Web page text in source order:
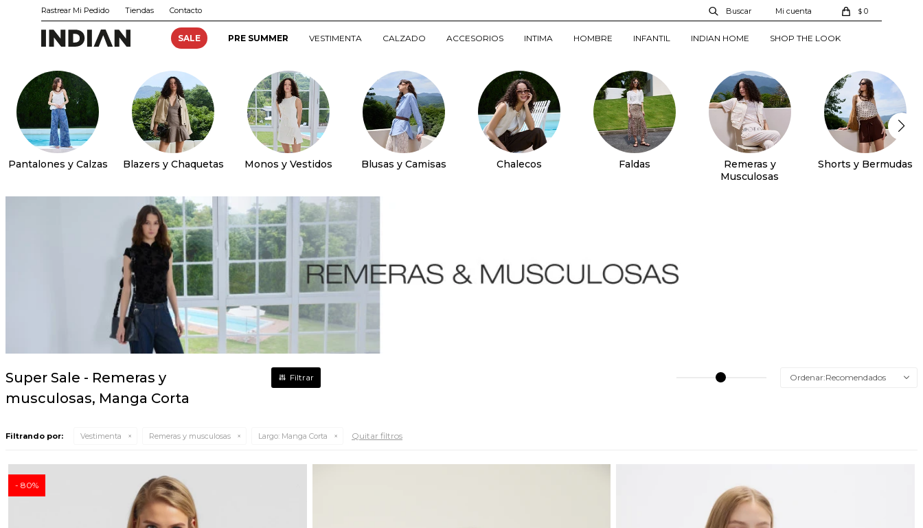
SALE PRE SUMMER VESTIMENTA CALZADO ACCESORIOS INTIMA HOMBRE INFANTIL INDIAN HOME SHOP THE LOOK
$ 0
Rastrear Mi Pedido Tiendas Contacto
Pantalones y Calzas Blazers y Chaquetas Monos y Vestidos Blusas y Camisas Chalecos Faldas
Remeras y
Musculosas
Shorts y Bermudas
Super Sale - Remeras y
musculosas, Manga Corta
Recomendados
Filtrando por: Vestimenta Remeras y musculosas Largo: Manga Corta Quitar filtros
80